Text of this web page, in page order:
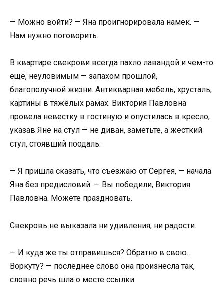
— Можно войти? — Яна проигнорировала намёк. —
Нам нужно поговорить.
В квартире свекрови всегда пахло лавандой и чем-то
ещё, неуловимым — запахом прошлой,
благополучной жизни. Антикварная мебель, хрусталь,
картины в тяжёлых рамах. Виктория Павловна
провела невестку в гостиную и опустилась в кресло,
указав Яне на стул — не диван, заметьте, а жёсткий
стул, стоявший поодаль.
— Я пришла сказать, что съезжаю от Сергея, — начала
Яна без предисловий. — Вы победили, Виктория
Павловна. Можете праздновать.
Свекровь не выказала ни удивления, ни радости.
— И куда же ты отправишься? Обратно в свою…
Воркуту? — последнее слово она произнесла так,
словно речь шла о месте ссылки.